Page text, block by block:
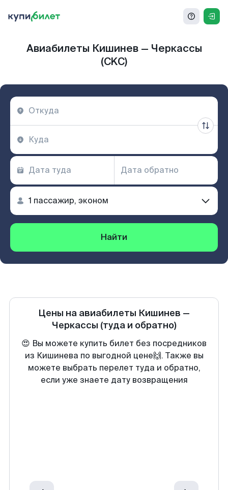
Авиабилеты Кишинев — Черкассы
(CKC)
Найти
Цены на авиабилеты Кишинев —
Черкассы (туда и обратно)
😍 Вы можете купить билет без посредников
из Кишинева по выгодной цене🙌. Также вы
можете выбрать перелет туда и обратно,
если уже знаете дату возвращения